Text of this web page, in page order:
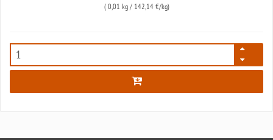
( 0,01 kg/ 142,14 €/kg)
4771